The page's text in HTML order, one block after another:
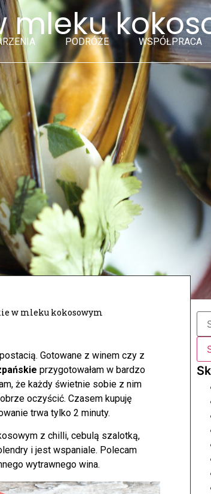
PODRÓŻE WSPÓŁPRACA
mleku
w mleku kokosowym
Gotowane z winem czy z
przygotowałam w bardzo
że każdy świetnie sobie z nim
oczyścić. Czasem kupuję
trwa tylko 2 minuty.
z chilli, cebulą szalotką,
i jest wspaniale. Polecam
wytrawnego wina.